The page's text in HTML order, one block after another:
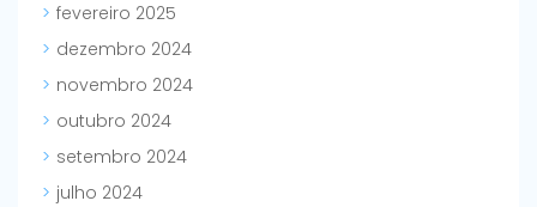
fevereiro 2025
dezembro 2024
novembro 2024
outubro 2024
setembro 2024
julho 2024